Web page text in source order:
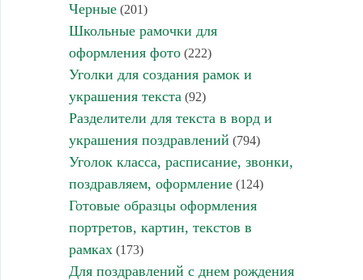
Черные(201)
Школьные рамочки для
оформления фото(222)
Уголки для создания рамок и
украшения текста (92)
Разделители для текста в ворд и
украшения поздравлений (794)
Уголок класса, расписание, звонки,
поздравляем, оформление(124)
Готовые образцы оформления
портретов, картин, текстов в
рамках(173)
Для поздравлений с днем рождения